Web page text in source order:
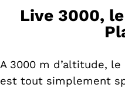
Live 3000,
A 3000 m d’altitude,
est tout simplement